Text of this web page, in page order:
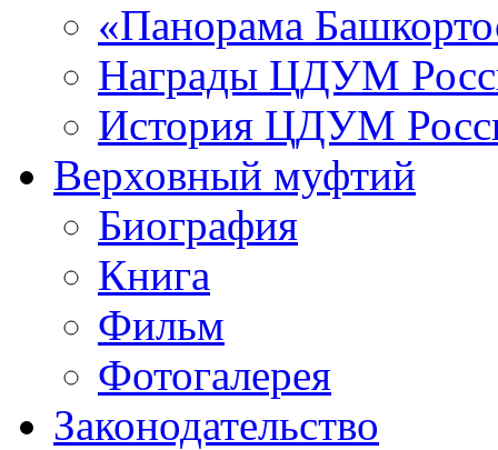
«Панорама
Награды ЦДУМ
История ЦДУМ
Верховный муфтий
Биография
Книга
Фильм
Фотогалерея
Законодательство